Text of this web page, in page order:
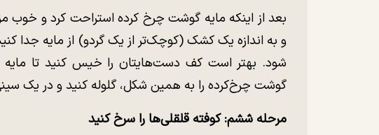
بعد از اینکه مایه گوشت چرخ کرده استراحت کرد و خوب
و به اندازه یک کشک (کوچک‌تر از یک گردو) از مایه جدا
شود. بهتر است کف دست‌هایتان را خیس کنید تا مایه
گوشت چرخ‌کرده را به همین شکل، گلوله کنید و در یک سینی
مرحله ششم: کوفته قلقلی‌ها را سرخ کنید